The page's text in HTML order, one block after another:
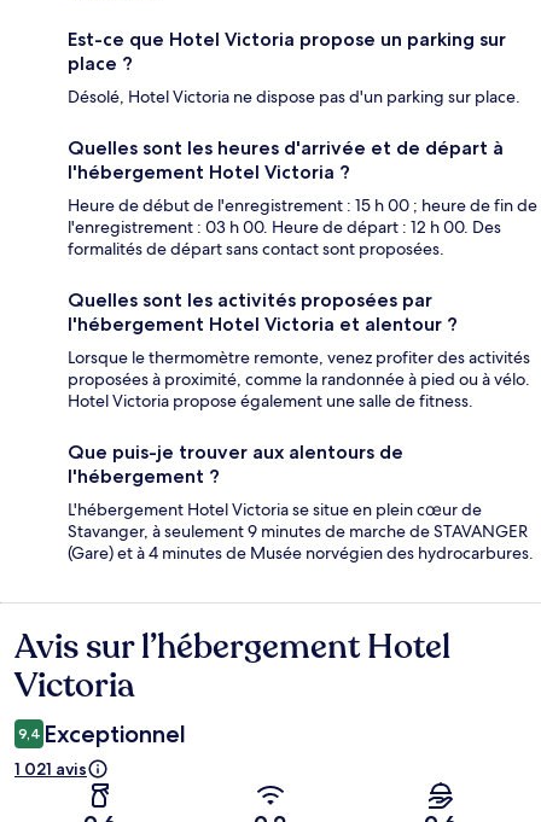
Est-ce que Hotel Victoria propose un parking sur
place ?
Désolé, Hotel Victoria ne dispose pas d'un parking sur place.
Quelles sont les heures d'arrivée et de départ à
l'hébergement Hotel Victoria ?
Heure de début de l'enregistrement : 15 h 00 ; heure de fin de
l'enregistrement : 03 h 00. Heure de départ : 12 h 00. Des
formalités de départ sans contact sont proposées.
Quelles sont les activités proposées par
l'hébergement Hotel Victoria et alentour ?
Lorsque le thermomètre remonte, venez profiter des activités
proposées à proximité, comme la randonnée à pied ou à vélo.
Hotel Victoria propose également une salle de fitness.
Que puis-je trouver aux alentours de
l'hébergement ?
L'hébergement Hotel Victoria se situe en plein cœur de
Stavanger, à seulement 9 minutes de marche de STAVANGER
(Gare) et à 4 minutes de Musée norvégien des hydrocarbures.
Avis
Avis sur l’hébergement Hotel
Victoria
9,4 Exceptionnel
1 021 avis